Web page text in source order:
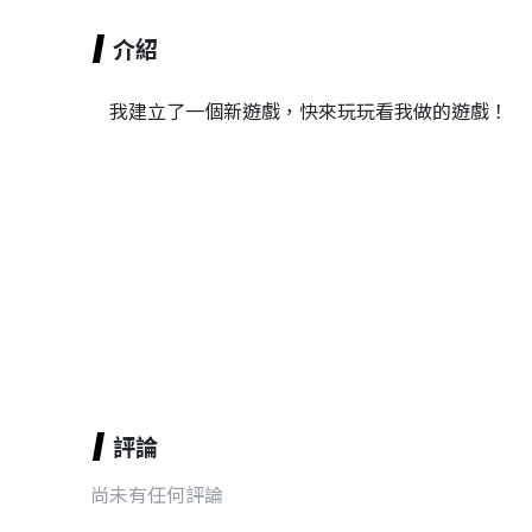
介紹
我建立了一個新遊戲，快來玩玩看我做的遊戲！
評論
尚未有任何評論